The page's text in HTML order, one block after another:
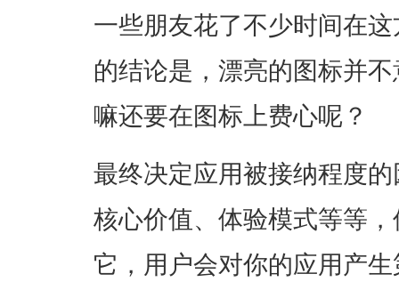
一些朋友花了不少时间在
的结论是，漂亮的图标并
嘛还要在图标上费心呢？
最终决定应用被接纳程度
核心价值、体验模式等等
它，用户会对你的应用产